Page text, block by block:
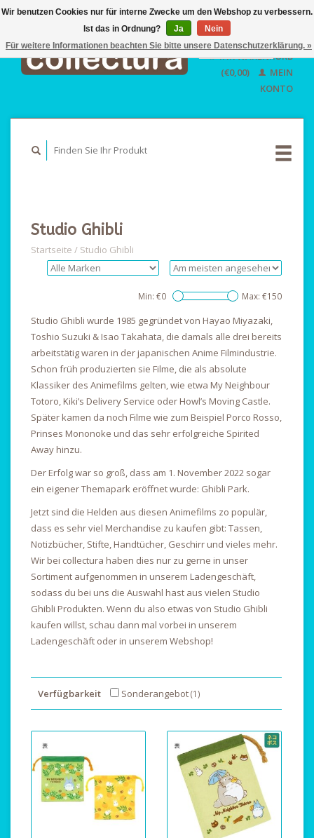
EUR
GBP
USD
Deutsch
English
IHR WARENKORB
(€0,00)
MEIN
KONTO
Studio Ghibli
Startseite / Studio Ghibli
Min: €0 Max: €150
Studio Ghibli wurde 1985 gegründet von Hayao Miyazaki,
Toshio Suzuki & Isao Takahata, die damals alle drei bereits
arbeitstätig waren in der japanischen Anime Filmindustrie.
Schon früh produzierten sie Filme, die als absolute
Klassiker des Animefilms gelten, wie etwa My Neighbour
Totoro, Kiki’s Delivery Service oder Howl’s Moving Castle.
Später kamen da noch Filme wie zum Beispiel Porco Rosso,
Prinses Mononoke und das sehr erfolgreiche Spirited
Away hinzu.
Der Erfolg war so groß, dass am 1. November 2022 sogar
ein eigener Themapark eröffnet wurde: Ghibli Park.
Jetzt sind die Helden aus diesen Animefilms zo populär,
dass es sehr viel Merchandise zu kaufen gibt: Tassen,
Notizbücher, Stifte, Handtücher, Geschirr und vieles mehr.
Wir bei collectura haben dies nur zu gerne in unser
Sortiment aufgenommen in unserem Ladengeschäft,
sodass du bei uns die Auswahl hast aus vielen Studio
Ghibli Produkten. Wenn du also etwas von Studio Ghibli
kaufen willst, schau dann mal vorbei in unserem
Ladengeschäft oder in unserem Webshop!
Verfügbarkeit Sonderangebot(1)
Wir benutzen Cookies nur für interne Zwecke um den Webshop zu verbessern.
Ist das in Ordnung?
Ja
Nein
Für weitere Informationen beachten Sie bitte unsere Datenschutzerklärung. »